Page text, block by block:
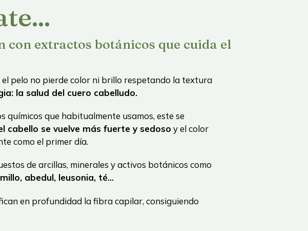
con extractos botánicos que cuida el
pelo no pierde color ni brillo respetando la textura
la salud del cuero cabelludo.
químicos que habitualmente usamos, este se
cabello se vuelve más fuerte y sedoso y el color
como el primer día.
de arcillas, minerales y activos botánicos como
abedul, leusonia, té…
en profundidad la fibra capilar, consiguiendo